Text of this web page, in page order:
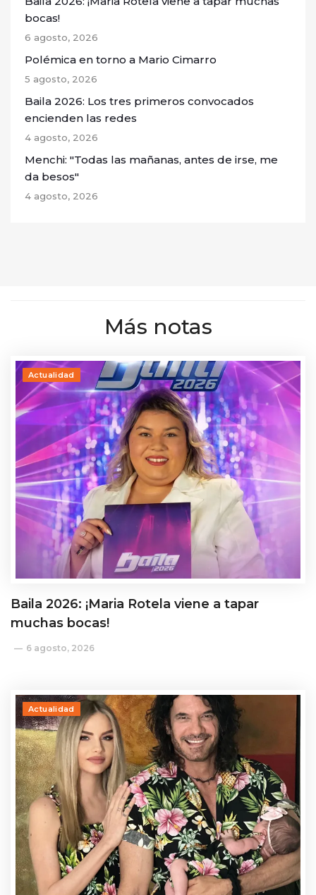
bocas!
6 agosto, 2026
Polémica en torno a Mario Cimarro
5 agosto, 2026
Baila 2026: Los tres primeros convocados
encienden las redes
4 agosto, 2026
Menchi: "Todas las mañanas, antes de irse, me
da besos"
4 agosto, 2026
Más notas
Actualidad
Baila 2026: ¡Maria Rotela viene a tapar
muchas bocas!
6 agosto, 2026
Actualidad